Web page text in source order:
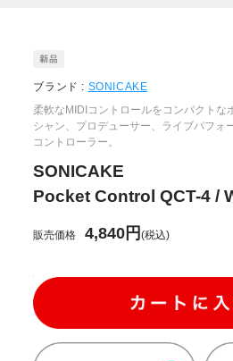
ブランド : SONICAKE
柔軟なMIDIコントロールをコンパクトな
シャン、プロデューサー、ライブパフォ
コントローラー。
SONICAKE
Pocket Control QCT-4 /
販売価格 4,840円(税込)